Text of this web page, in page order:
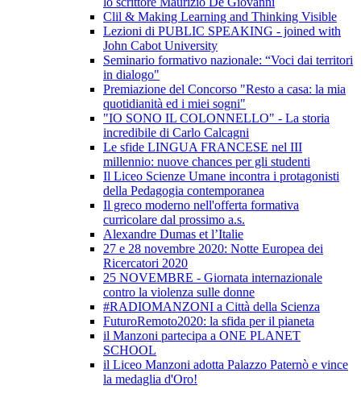
Clil & Making Learning and Thinking Visible
Lezioni di PUBLIC SPEAKING - joined with
John Cabot University
Seminario formativo nazionale: “Voci dai territori
in dialogo"
Premiazione del Concorso "Resto a casa: la mia
quotidianità ed i miei sogni"
"IO SONO IL COLONNELLO" - La storia
incredibile di Carlo Calcagni
Le sfide LINGUA FRANCESE nel III
millennio: nuove chances per gli studenti
Il Liceo Scienze Umane incontra i protagonisti
della Pedagogia contemporanea
Il greco moderno nell'offerta formativa
curricolare dal prossimo a.s.
Alexandre Dumas et l’Italie
27 e 28 novembre 2020: Notte Europea dei
Ricercatori 2020
25 NOVEMBRE - Giornata internazionale
contro la violenza sulle donne
#RADIOMANZONI a Città della Scienza
FuturoRemoto2020: la sfida per il pianeta
il Manzoni partecipa a ONE PLANET
SCHOOL
il Liceo Manzoni adotta Palazzo Paternò e vince
la medaglia d'Oro!